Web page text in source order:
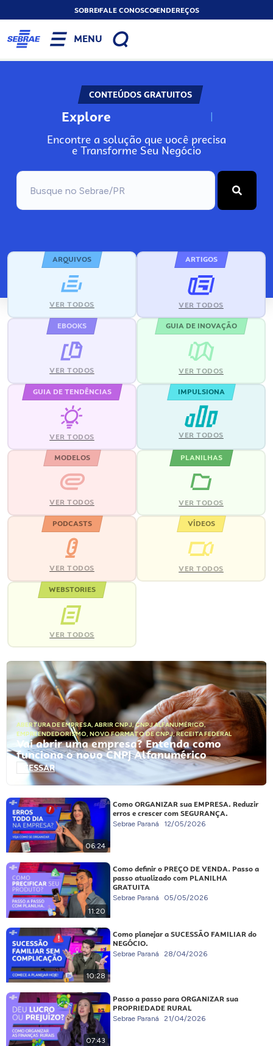
SOBREFALE CONOSCOENDEREÇOS
MENU
CONTEÚDOS GRATUITOS
Explore N
Encontre a solução que você precisa
e Transforme Seu Negócio
ARQUIVOS
VER TODOS
ARTIGOS
VER TODOS
EBOOKS
VER TODOS
GUIA DE INOVAÇÃO
VER TODOS
GUIA DE TENDÊNCIAS
VER TODOS
IMPULSIONA
VER TODOS
MODELOS
VER TODOS
PLANILHAS
VER TODOS
PODCASTS
VER TODOS
VÍDEOS
VER TODOS
WEBSTORIES
VER TODOS
ABERTURA DE EMPRESA, ABRIR CNPJ,CNPJ ALFANUMÉRICO,
EMPREENDEDORISMO, NOVO FORMATO DE CNPJ,RECEITA FEDERAL
Vai abrir uma empresa? Entenda como
funciona o novo CNPJ Alfanumérico
ACESSAR
06:24
Como ORGANIZAR sua EMPRESA. Reduzir
erros e crescer com SEGURANÇA.
Sebrae Paraná 12/05/2026
11:20
Como definir o PREÇO DE VENDA. Passo a
passo atualizado com PLANILHA
GRATUITA
Sebrae Paraná 05/05/2026
10:28
Como planejar a SUCESSÃO FAMILIAR do
NEGÓCIO.
Sebrae Paraná 28/04/2026
07:43
Passo a passo para ORGANIZAR sua
PROPRIEDADE RURAL
Sebrae Paraná 21/04/2026